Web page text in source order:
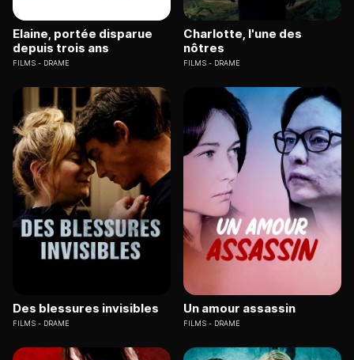
Elaine, portée disparue
depuis trois ans
FILMS DRAME
Charlotte, l'une des
nôtres
FILMS DRAME
Des blessures invisibles
FILMS DRAME
Un amour assassin
FILMS DRAME